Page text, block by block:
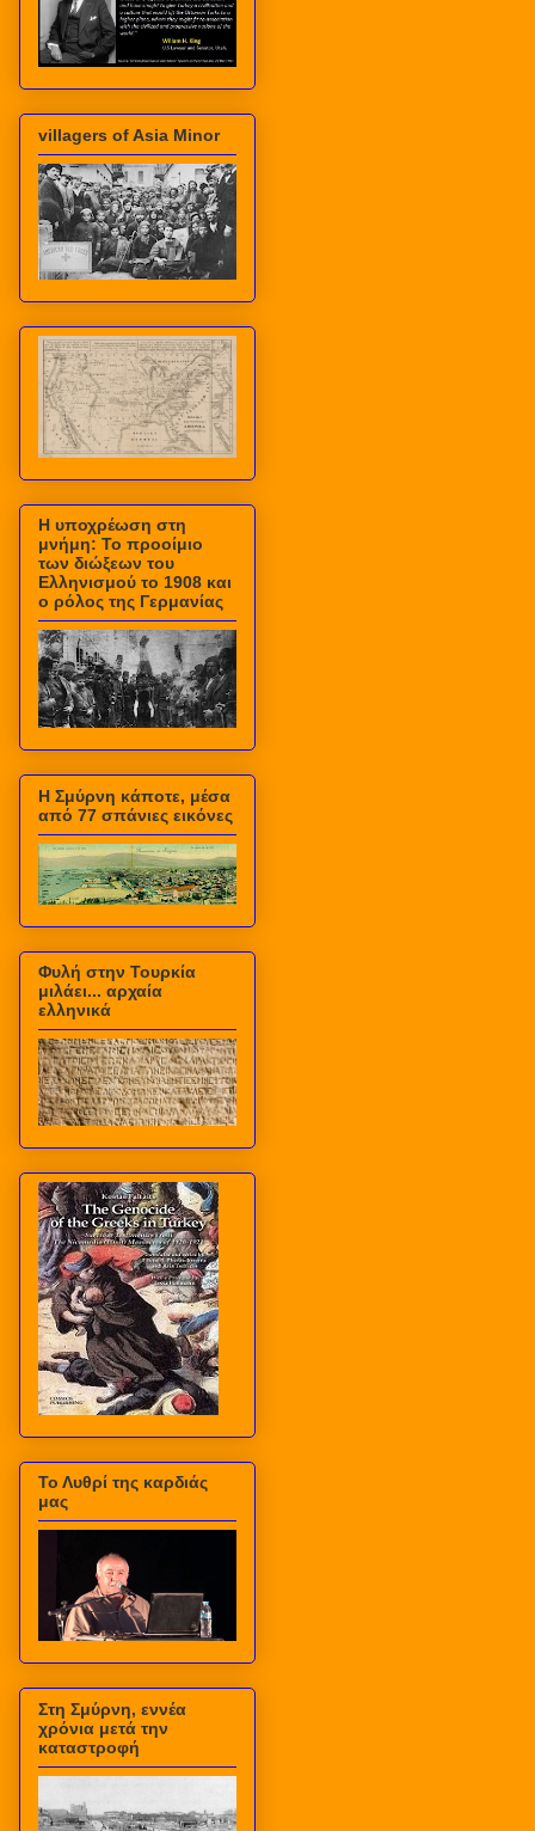
villagers of Asia Minor
Η υποχρέωση στη
μνήμη: Το προοίμιο
των διώξεων του
Ελληνισμού το 1908 και
ο ρόλος της Γερμανίας
Η Σμύρνη κάποτε, μέσα
από 77 σπάνιες εικόνες
Φυλή στην Τουρκία
μιλάει... αρχαία
ελληνικά
Το Λυθρί της καρδιάς
μας
Στη Σμύρνη, εννέα
χρόνια μετά την
καταστροφή